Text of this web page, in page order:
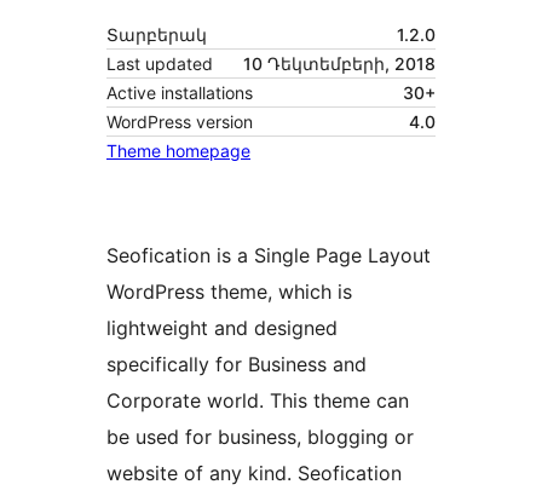
Տարբերակ
1.2.0
Last updated
10 Դեկտեմբերի, 2018
Active installations
30+
WordPress version
4.0
Theme homepage
Seofication is a Single Page Layout
WordPress theme, which is
lightweight and designed
specifically for Business and
Corporate world. This theme can
be used for business, blogging or
website of any kind. Seofication